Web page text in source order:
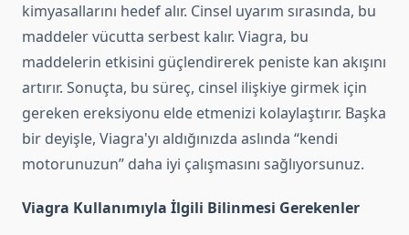
kimyasallarını hedef alır. Cinsel uyarım sırasında, bu
maddeler vücutta serbest kalır. Viagra, bu
maddelerin etkisini güçlendirerek peniste kan akışını
artırır. Sonuçta, bu süreç, cinsel ilişkiye girmek için
gereken ereksiyonu elde etmenizi kolaylaştırır. Başka
bir deyişle, Viagra'yı aldığınızda aslında “kendi
motorunuzun” daha iyi çalışmasını sağlıyorsunuz.
Viagra Kullanımıyla İlgili Bilinmesi Gerekenler